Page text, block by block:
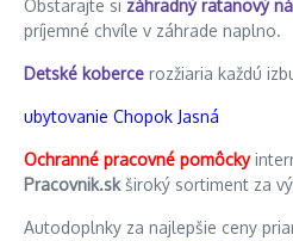
Obstarajte si záhradný ratanový
príjemné chvíle v záhrade naplno.
Detské koberce rozžiaria každú
ubytovanie Chopok Jasná
Ochranné pracovné pomôcky
Pracovnik.skširoký sortiment za
Autodoplnky za najlepšie ceny